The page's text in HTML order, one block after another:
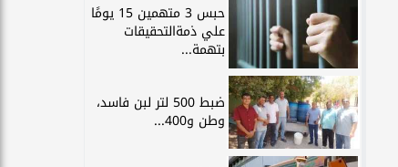
حبس 3 متهمين 15 يومًا
علي ذمةالتحقيقات
بتهمة...
ضبط 500 لتر لبن فاسد،
وطن و400...